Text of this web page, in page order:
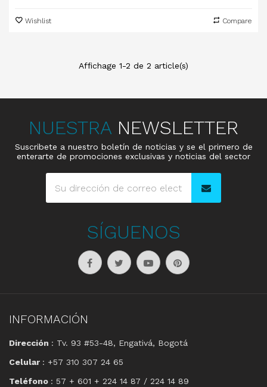
Wishlist Compare
Affichage 1-2 de 2 article(s)
NUESTRA NEWSLETTER
Suscribete a nuestro boletín de noticias y se el primero de
enterarte de promociones exclusivas y noticias del sector
SÍGUENOS
INFORMACIÓN
Dirección : Tv. 93 #53-48, Engativá, Bogotá
Celular : +57 310 307 24 65
Teléfono : 57 + 601 + 224 14 87 / 224 14 89